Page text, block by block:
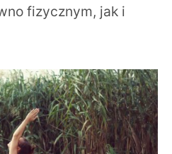
fizycznym, jak i